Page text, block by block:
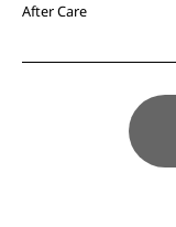
After Care